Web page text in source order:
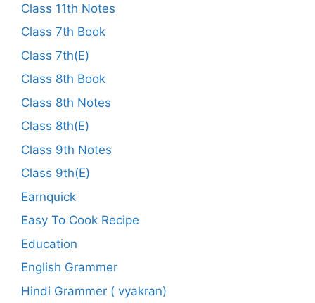
Class 11th Notes
Class 7th Book
Class 7th(E)
Class 8th Book
Class 8th Notes
Class 8th(E)
Class 9th Notes
Class 9th(E)
Earnquick
Easy To Cook Recipe
Education
English Grammer
Hindi Grammer ( vyakran)